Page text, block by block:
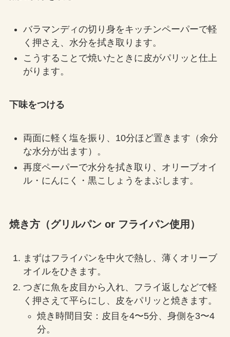
バラマンディの切り身をキッチンペーパーで軽
く押さえ、水分を拭き取ります。
こうすることで焼いたときに皮がパリッと仕上
がります。
下味をつける
両面に軽く塩を振り、10分ほど置きます（余分
な水分が出ます）。
再度ペーパーで水分を拭き取り、オリーブオイ
ル・にんにく・黒こしょうをまぶします。
焼き方（グリルパン or フライパン使用）
まずはフライパンを中火で熱し、薄くオリーブ
オイルをひきます。
つぎに魚を皮目から入れ、フライ返しなどで軽
く押さえて平らにし、皮をパリッと焼きます。
焼き時間目安：皮目を4〜5分、身側を3〜4
分。